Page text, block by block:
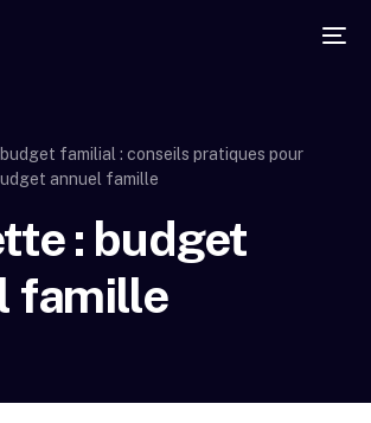
familial : conseils pratiques pour
annuel famille
: budget
famille